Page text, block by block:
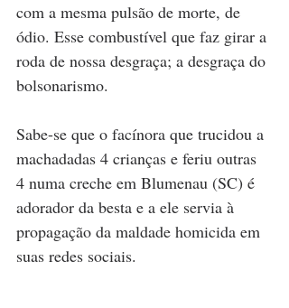
com a mesma pulsão de morte, de
ódio. Esse combustível que faz girar a
roda de nossa desgraça; a desgraça do
bolsonarismo.
Sabe-se que o facínora que trucidou a
machadadas 4 crianças e feriu outras
4 numa creche em Blumenau (SC) é
adorador da besta e a ele servia à
propagação da maldade homicida em
suas redes sociais.